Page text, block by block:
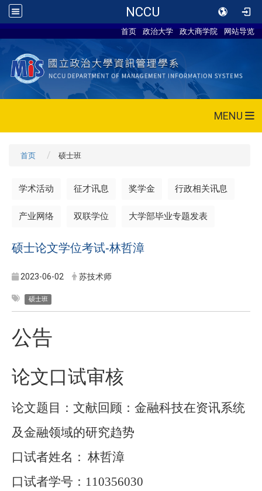
NCCU
首页 政治大学 政大商学院 网站导览
MENU
首页 硕士班
学术活动 征才讯息 奖学金 行政相关讯息
产业网络 双联学位 大学部毕业专题发表
硕士论文学位考试-林哲漳
2023-06-02 苏技术师
硕士班
公告
论文口试审核
论文题目：文献回顾：金融科技在资讯系统
及金融领域的研究趋势
口试者姓名： 林哲漳
口试者学号： 110356030